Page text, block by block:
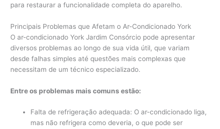
para restaurar a funcionalidade completa do aparelho.
Principais Problemas que Afetam o Ar-Condicionado York
O ar-condicionado York Jardim Consórcio pode apresentar
diversos problemas ao longo de sua vida útil, que variam
desde falhas simples até questões mais complexas que
necessitam de um técnico especializado.
Entre os problemas mais comuns estão:
Falta de refrigeração adequada: O ar-condicionado liga,
mas não refrigera como deveria, o que pode ser